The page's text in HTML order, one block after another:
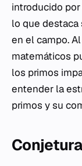
introducido
lo que
en el campo.
matemáticos
los primos
entender la
primos y su